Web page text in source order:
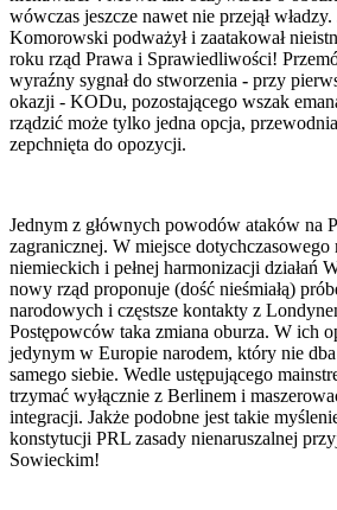
wówczas jeszcze nawet nie przejął
Komorowski podważył i zaatakował
roku rząd Prawa i Sprawiedliwości!
wyraźny sygnał do stworzenia - przy
okazji - KODu, pozostającego wszak
rządzić może tylko jedna opcja,
zepchnięta do opozycji.
Jednym z głównych powodów ataków na
zagranicznej. W miejsce
niemieckich i pełnej harmonizacji działań
nowy rząd proponuje (dość nieśmiałą)
narodowych i częstsze kontakty z
Postępowców taka zmiana oburza. W ich
jedynym w Europie narodem, który nie
samego siebie. Wedle ustępującego
trzymać wyłącznie z Berlinem i
integracji. Jakże podobne jest takie
konstytucji PRL zasady nienaruszalnej
Sowieckim!